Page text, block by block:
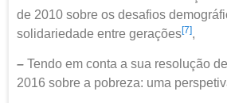
de 2010 sobre os desafios
solidariedade entre gerações[7],
– Tendo em conta a sua resolução
2016 sobre a pobreza: uma